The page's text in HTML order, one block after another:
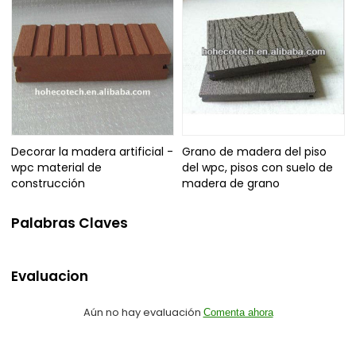
Decorar la madera artificial -
wpc material de
construcción
Grano de madera del piso
del wpc, pisos con suelo de
madera de grano
Palabras Claves
Evaluacion
Aún no hay evaluación Comenta ahora